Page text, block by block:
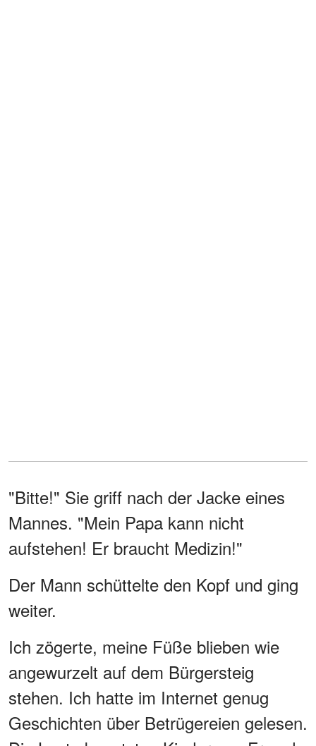
"Bitte!" Sie griff nach der Jacke eines
Mannes. "Mein Papa kann nicht
aufstehen! Er braucht Medizin!"
Der Mann schüttelte den Kopf und ging
weiter.
Ich zögerte, meine Füße blieben wie
angewurzelt auf dem Bürgersteig
stehen. Ich hatte im Internet genug
Geschichten über Betrügereien gelesen.